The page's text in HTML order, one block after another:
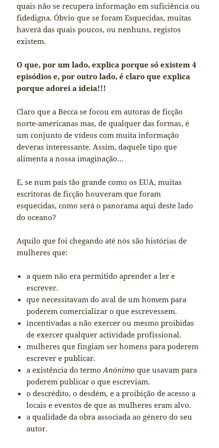
quais não se recupera informação em suficiência ou
fidedigna. Óbvio que se foram Esquecidas, muitas
haverá das quais poucos, ou nenhuns, registos
existem.
O que, por um lado, explica porque só existem 4
episódios e, por outro lado, é claro que explica
porque adorei a ideia!!!
Claro que a Becca se focou em autoras de ficção
norte-americanas mas, de qualquer das formas, é
um conjunto de vídeos com muita informação
deveras interessante. Assim, daquele tipo que
alimenta a nossa imaginação…
E, se num país tão grande como os EUA, muitas
escritoras de ficção houveram que foram
esquecidas, como será o panorama aqui deste lado
do oceano?
Aquilo que foi chegando até nós são histórias de
mulheres que:
a quem não era permitido aprender a ler e
escrever.
que necessitavam do aval de um homem para
poderem comercializar o que escrevessem.
incentivadas a não exercer ou mesmo proibidas
de exercer qualquer actividade profissional.
mulheres que fingiam ser homens para poderem
escrever e publicar.
a existência do termoAnónimo que usavam para
poderem publicar o que escreviam.
o descrédito, o desdém, e a proibição de acesso a
locais e eventos de que as mulheres eram alvo.
a qualidade da obra associada ao género do seu
autor.